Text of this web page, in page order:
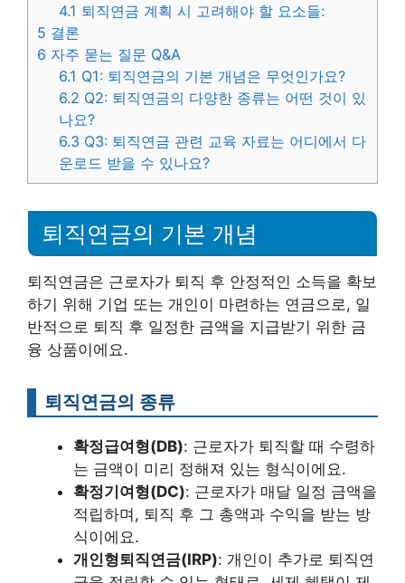
4.1 퇴직연금 계획 시 고려해야 할 요소들:
5 결론
6 자주 묻는 질문 Q&A
6.1 Q1: 퇴직연금의 기본 개념은 무엇인가요?
6.2 Q2: 퇴직연금의 다양한 종류는 어떤 것이 있
나요?
6.3 Q3: 퇴직연금 관련 교육 자료는 어디에서 다
운로드 받을 수 있나요?
퇴직연금의 기본 개념
퇴직연금은 근로자가 퇴직 후 안정적인 소득을 확보
하기 위해 기업 또는 개인이 마련하는 연금으로, 일
반적으로 퇴직 후 일정한 금액을 지급받기 위한 금
융 상품이에요.
퇴직연금의 종류
확정급여형(DB): 근로자가 퇴직할 때 수령하
는 금액이 미리 정해져 있는 형식이에요.
확정기여형(DC): 근로자가 매달 일정 금액을
적립하며, 퇴직 후 그 총액과 수익을 받는 방
식이에요.
개인형퇴직연금(IRP): 개인이 추가로 퇴직연